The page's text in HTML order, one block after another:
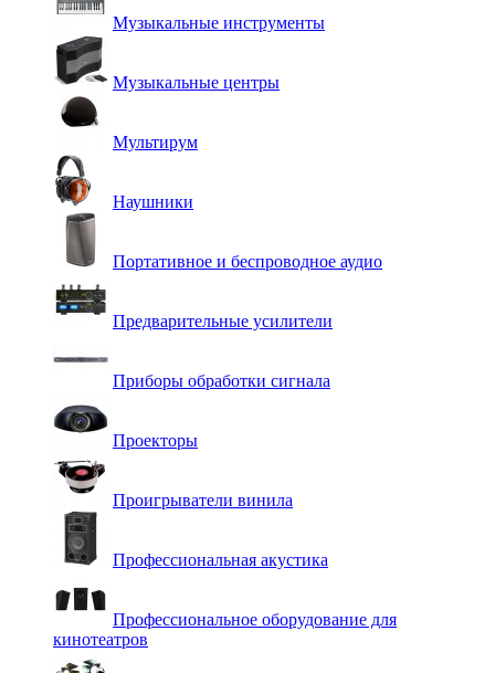
Музыкальные инструменты
Музыкальные центры
Мультирум
Наушники
Портативное и беспроводное аудио
Предварительные усилители
Приборы обработки сигнала
Проекторы
Проигрыватели винила
Профессиональная акустика
Профессиональное оборудование для
кинотеатров